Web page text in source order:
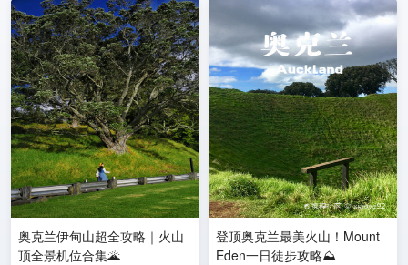
奥克兰伊甸山超全攻略｜火山
顶全景机位合集🌋
登顶奥克兰最美火山！Mount
Eden一日徒步攻略⛰️